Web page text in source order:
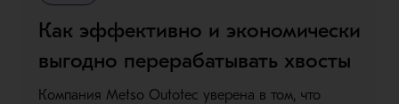
Как эффективно и экономически
выгодно перерабатывать хвосты
Компания Metso Outotec уверена в том, что